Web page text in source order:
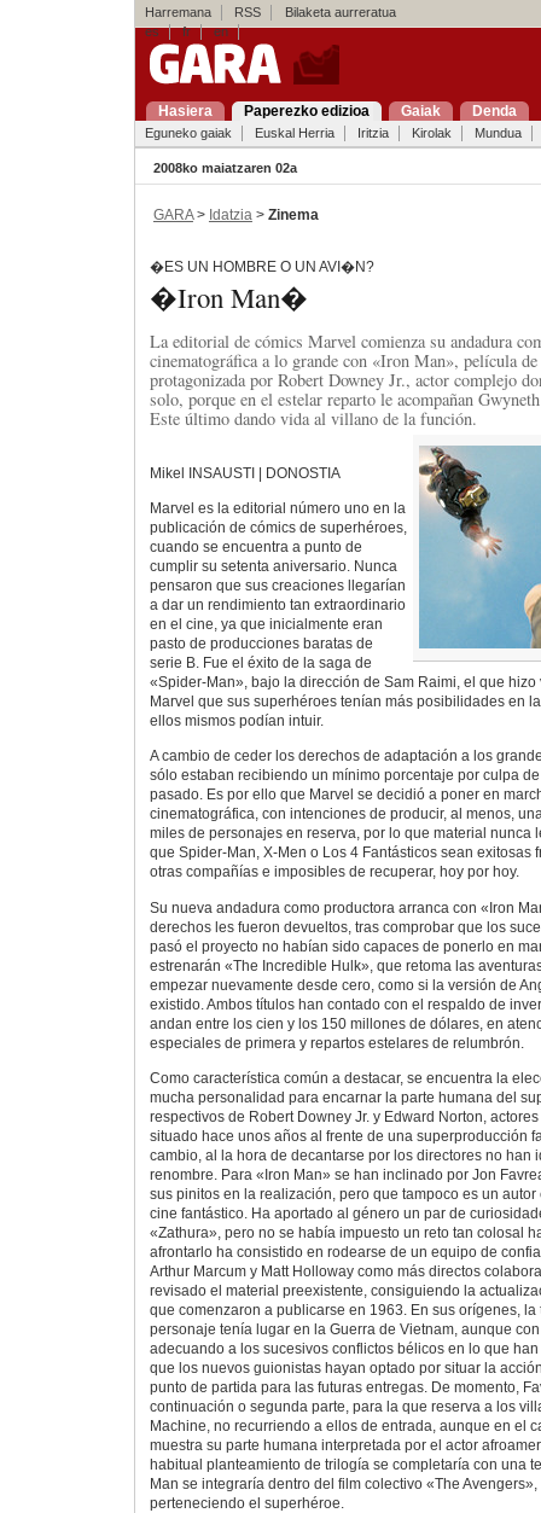
Harremana RSS
Bilaketa aurreratua
es
fr en
Hasiera Paperezko edizioa Gaiak Denda
Eguneko gaiak Euskal Herria Iritzia Kirolak Mundua
2008ko maiatzaren 02a
GARA> Idatzia > Zinema
�ES UN HOMBRE O UN AVI�N?
�Iron Man�
La editorial de cómics Marvel comienza su andadura
cinematográfica a lo grande con «Iron Man», película de
protagonizada por Robert Downey Jr., actor complejo
solo, porque en el estelar reparto le acompañan
Este último dando vida al villano de la función.
Mikel INSAUSTI | DONOSTIA
Marvel es la editorial número uno en la
publicación de cómics de superhéroes,
cuando se encuentra a punto de
cumplir su setenta aniversario. Nunca
pensaron que sus creaciones llegarían
a dar un rendimiento tan extraordinario
en el cine, ya que inicialmente eran
pasto de producciones baratas de
serie B. Fue el éxito de la saga de
«Spider-Man», bajo la dirección de Sam Raimi, el que
Marvel que sus superhéroes tenían más posibilidades en
ellos mismos podían intuir.
A cambio de ceder los derechos de adaptación a los
sólo estaban recibiendo un mínimo porcentaje por culpa
pasado. Es por ello que Marvel se decidió a poner en
cinematográfica, con intenciones de producir, al menos,
miles de personajes en reserva, por lo que material nunca
que Spider-Man, X-Men o Los 4 Fantásticos sean exitosas
otras compañías e imposibles de recuperar, hoy por hoy.
Su nueva andadura como productora arranca con «Iron
derechos les fueron devueltos, tras comprobar que los
pasó el proyecto no habían sido capaces de ponerlo en
estrenarán «The Incredible Hulk», que retoma las
empezar nuevamente desde cero, como si la versión de
existido. Ambos títulos han contado con el respaldo de
andan entre los cien y los 150 millones de dólares, en
especiales de primera y repartos estelares de relumbrón.
Como característica común a destacar, se encuentra la
mucha personalidad para encarnar la parte humana del
respectivos de Robert Downey Jr. y Edward Norton,
situado hace unos años al frente de una superproducción
cambio, al la hora de decantarse por los directores no han
renombre. Para «Iron Man» se han inclinado por Jon
sus pinitos en la realización, pero que tampoco es un
cine fantástico. Ha aportado al género un par de
«Zathura», pero no se había impuesto un reto tan colosal
afrontarlo ha consistido en rodearse de un equipo de
Arthur Marcum y Matt Holloway como más directos
revisado el material preexistente, consiguiendo la
que comenzaron a publicarse en 1963. En sus orígenes,
personaje tenía lugar en la Guerra de Vietnam, aunque
adecuando a los sucesivos conflictos bélicos en lo que
que los nuevos guionistas hayan optado por situar la
punto de partida para las futuras entregas. De momento,
continuación o segunda parte, para la que reserva a los
Machine, no recurriendo a ellos de entrada, aunque en el
muestra su parte humana interpretada por el actor
habitual planteamiento de trilogía se completaría con una
Man se integraría dentro del film colectivo «The
perteneciendo el superhéroe.